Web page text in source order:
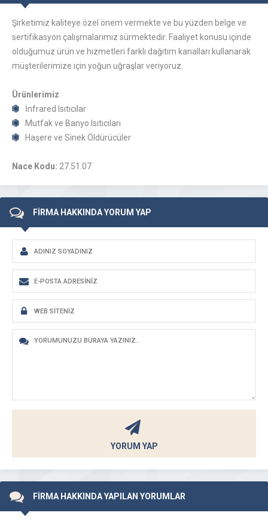
Şirketimiz kaliteye özel önem vermekte ve bu yüzden belge ve
sertifikasyon çalışmalarımız sürmektedir. Faaliyet konusu içinde
olduğumuz ürün ve hizmetleri farklı dağıtım kanalları kullanarak
müşterilerimize için yoğun uğraşlar veriyoruz.
Ürünlerimiz
İnfrared Isıtıcılar
Mutfak ve Banyo Isıtıcıları
Haşere ve Sinek Öldürücüler
Nace Kodu: 27.51.07
FİRMA HAKKINDA YORUM YAP
YORUM YAP
FİRMA HAKKINDA YAPILAN YORUMLAR